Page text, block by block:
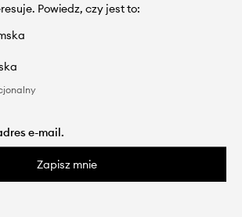
Powiedz, czy jest to:
Zapisz mnie